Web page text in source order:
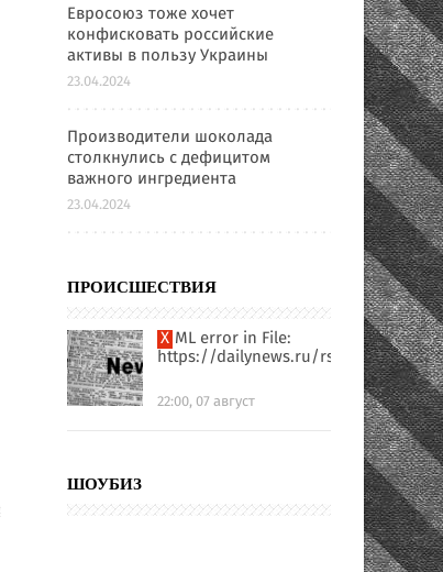
Евросоюз тоже хочет
конфисковать российские
активы в пользу Украины
23.04.2024
Производители шоколада
столкнулись с дефицитом
важного ингредиента
23.04.2024
ПРОИСШЕСТВИЯ
XML error in File:
https://dailynews.ru/rssfull.xml
22:00, 07 август
ШОУБИЗ